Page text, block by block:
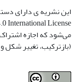
این نشریه ی دارای
می‌شود که اجازه
(بازترکیب، تغییر